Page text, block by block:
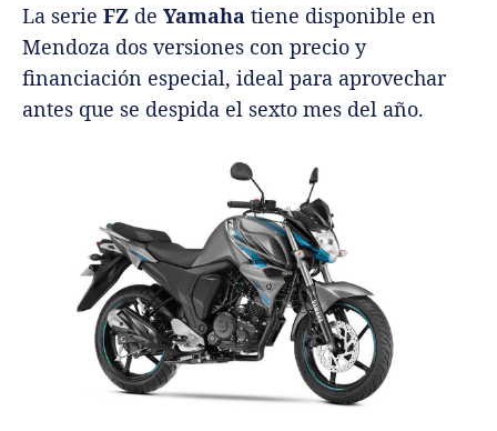
La serie FZ de Yamaha tiene disponible en
Mendoza dos versiones con precio y
financiación especial, ideal para aprovechar
antes que se despida el sexto mes del año.